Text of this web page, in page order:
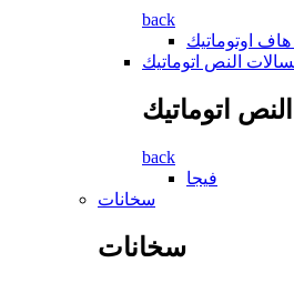
back
اوتوماتيك
النص اتوماتيك
اتوماتيك
back
فيجا
سخانات
سخانات